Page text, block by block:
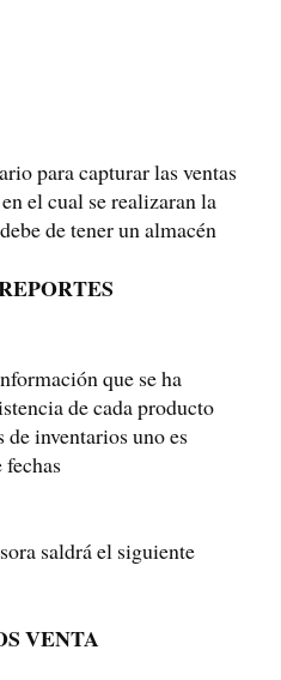
para capturar las ventas
el cual se realizaran la
de tener un almacén
que se ha
de cada producto
de inventarios uno es
saldrá el siguiente
VENTA